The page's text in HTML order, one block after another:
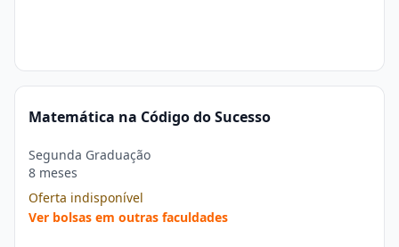
Matemática na Código do Sucesso
Segunda Graduação
8 meses
Oferta indisponível
Ver bolsas em outras faculdades